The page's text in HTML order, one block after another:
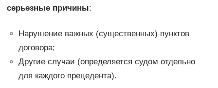
серьезные причины:
Нарушение важных (существенных) пунктов
договора;
Другие случаи (определяется судом отдельно
для каждого прецедента).